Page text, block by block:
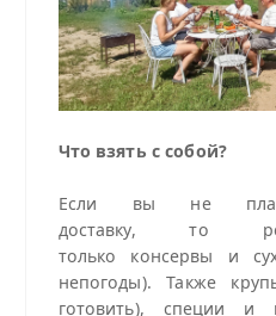
Что взять с собой?
Если вы не
доставку, то
только консервы и
непогоды). Также
готовить), специи